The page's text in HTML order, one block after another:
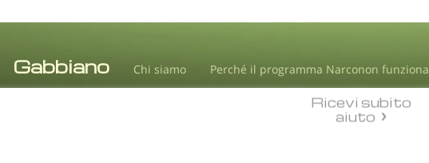
Chi siamo Perché il programma Narconon funziona
Ricevi subito
aiuto